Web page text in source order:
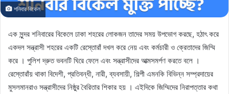
শনিবার বিকেল
এক সুন্দর শনিবারের বিকেলে ঢাকা শহরের লোকজন তাদের সময় উপভোগ করছে, হঠাৎ করে
একদল সন্ত্রাসী শহরের একটি রেস্তোরাঁ দখল করে নেয় এবং কর্মচারী ও ক্রেতাদের জিম্মি
করে । পুলিশ দ্রুত ভবনটি ঘিরে ফেলে এবং সন্ত্রাসীদের আত্মসমর্পণ করতে বলে ।
রেস্তোরাঁয় থাকা বিদেশী, প্রতিবন্ধী, নারী, ব্যবসায়ী, শিল্পী এমনকি বিভিন্ন সম্প্রদায়ের
মুসলমানরাও সন্ত্রাসীদের নিষ্ঠুর বৈরিতার শিকার হয় । এইদিকে জিম্মিদের নিরাপত্তার কথা